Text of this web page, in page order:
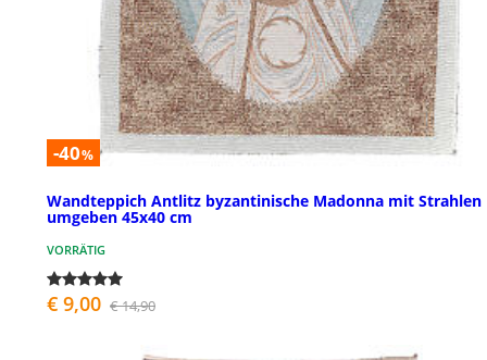
-40%
Wandteppich Antlitz byzantinische Madonna mit Strahlen
umgeben 45x40 cm
VORRÄTIG
€ 9,00 € 14,90